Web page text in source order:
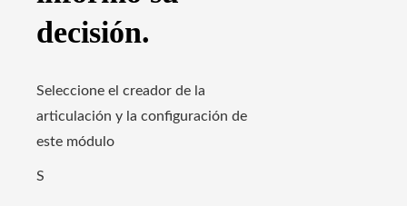
decisión.
Seleccione el creador de la
articulación y la configuración de
este módulo
S